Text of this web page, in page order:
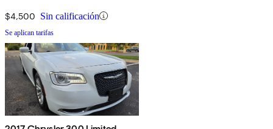
$4,500 Sin calificación
Se aplican tarifas